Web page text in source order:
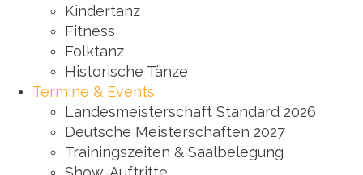
Kindertanz
Fitness
Folktanz
Historische Tänze
Termine & Events
Landesmeisterschaft Standard 2026
Deutsche Meisterschaften 2027
Trainingszeiten & Saalbelegung